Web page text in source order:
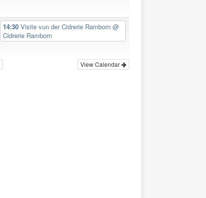
14:30Visite vun der Cidrerie Ramborn@
Cidrerie Ramborn
View Calendar